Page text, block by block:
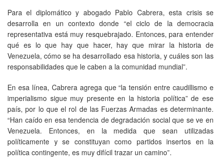
Para el diplomático y abogado Pablo Cabrera, esta crisis se
desarrolla en un contexto donde “el ciclo de la democracia
representativa está muy resquebrajado. Entonces, para entender
qué es lo que hay que hacer, hay que mirar la historia de
Venezuela, cómo se ha desarrollado esa historia, y cuáles son las
responsabilidades que le caben a la comunidad mundial”.
En esa línea, Cabrera agrega que “la tensión entre caudillismo e
imperialismo sigue muy presente en la historia política” de ese
país, por lo que el rol de las Fuerzas Armadas es determinante.
“Han caído en esa tendencia de degradación social que se ve en
Venezuela. Entonces, en la medida que sean utilizadas
políticamente y se constituyan como partidos insertos en la
política contingente, es muy difícil trazar un camino”.